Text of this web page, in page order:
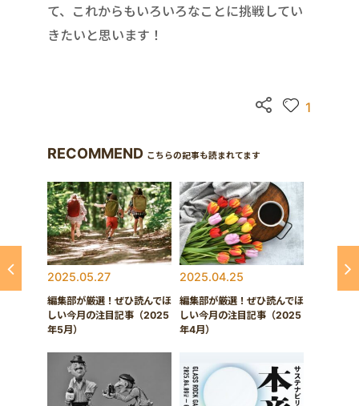
て、これからもいろいろなことに挑戦してい
きたいと思います！
1
RECOMMEND こちらの記事も読まれてます
2025.05.27
編集部が厳選！ぜひ読んでほ
しい今月の注目記事（2025
年5月）
2025.04.25
編集部が厳選！ぜひ読んでほ
しい今月の注目記事（2025
年4月）